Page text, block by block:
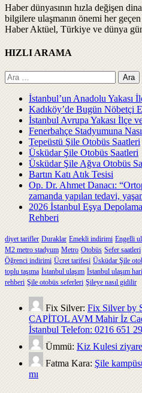
Haber dünyasının hızla değişen
bilgilere ulaşmanın önemi her
Haber Aktüel, Türkiye ve dünya
HIZLI ARAMA
Arama:
İstanbul’un Anadolu Yakası
Kadıköy’de Bugün Nöbetçi
İstanbul Avrupa Yakası İlçe
Fenerbahçe Stadyumuna
Tepeüstü Şile Otobüs Saatleri
Üsküdar Şile Otobüs Saatleri
Üsküdar Şile Ağva Otobüs
Bartın Katı Atık Tesisi
Op. Dr. Ahmet Danacı:
zamanda yapılan tedavi,
2026 İstanbul Eşya
Rehberi
diyet tarifler Duraklar Emekli indirimi Engelli
M2 metro stadyum Metro Otobüs Sefer saatleri
Öğrenci indirimi Ücret tarifesi Üsküdar Şile
toplu taşıma İstanbul ulaşım İstanbul ulaşım
rehberi Şile otobüs seferleri Şileye nasıl gidilir
Fix Silver: Fix Silver
CAPİTOL AVM Mahir İz
İstanbul Telefon: 0216 651
Ümmü: Kiz Kulesi
Fatma Kara: Şile
mı